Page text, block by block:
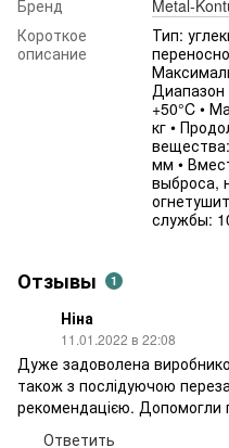
Бренд
Metal-
Короткое
описание
Тип:
+50°C •
кг •
мм •
выброса,
службы:
Отзывы 1
Ніна
11.01.2022 в 22:08
Дуже задоволена
також з послідуючою
рекомендацією. Допомогли
Ответить